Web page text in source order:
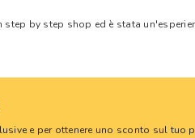
by step shop ed è stata
e per ottenere uno sconto sul tuo